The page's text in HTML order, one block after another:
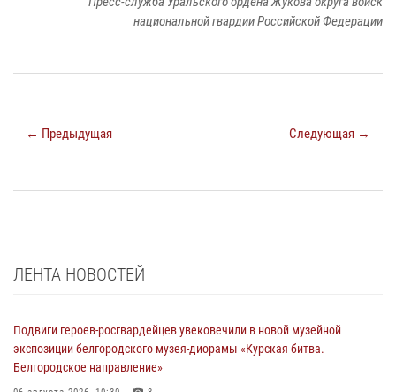
национальной гвардии Российской Федерации
← Предыдущая Следующая →
ЛЕНТА НОВОСТЕЙ
Подвиги героев‑росгвардейцев увековечили в новой музейной
экспозиции белгородского музея‑диорамы «Курская битва.
Белгородское направление»